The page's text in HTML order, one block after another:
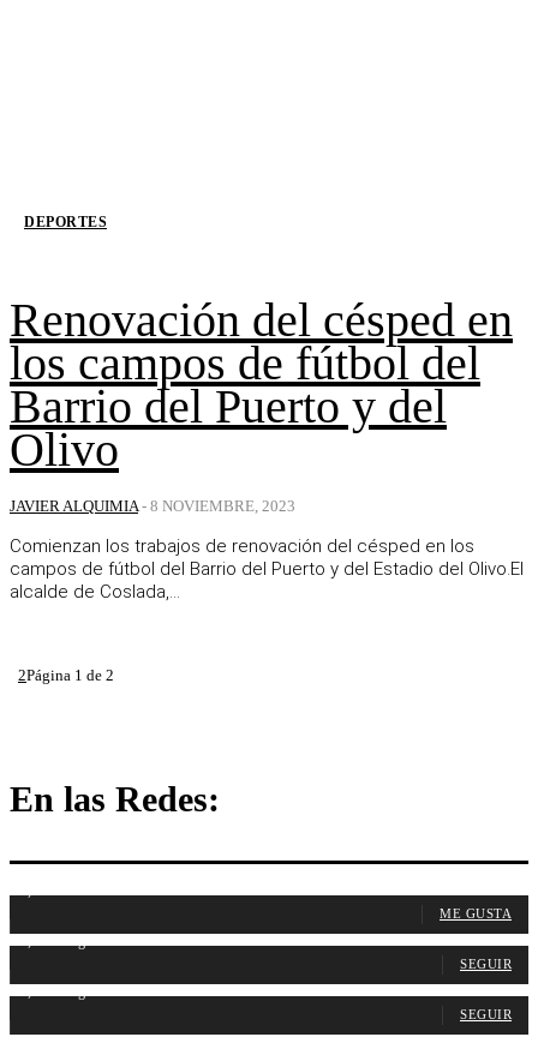
DEPORTES
Renovación del césped en
los campos de fútbol del
Barrio del Puerto y del
Olivo
JAVIER ALQUIMIA - 8 NOVIEMBRE, 2023
Comienzan los trabajos de renovación del césped en los
campos de fútbol del Barrio del Puerto y del Estadio del Olivo.El
alcalde de Coslada,...
2Página 1 de 2
En las Redes:
ME GUSTA
SEGUIR
SEGUIR